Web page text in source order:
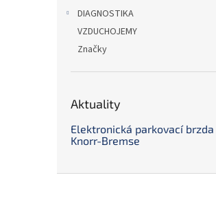
DIAGNOSTIKA
VZDUCHOJEMY
Značky
Aktuality
Elektronická parkovací brzda
Knorr-Bremse